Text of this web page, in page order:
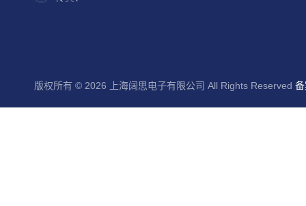
版权所有 © 2026 上海阔思电子有限公司 All Rights Reserved